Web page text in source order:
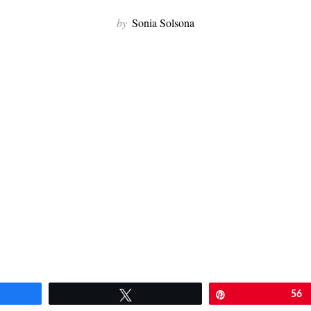
by Sonia Solsona
56